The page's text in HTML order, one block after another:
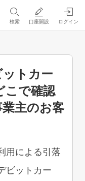
検索 口座開設 ログイン
トカー
こで確認
主のお客
用による引落
ビットカー